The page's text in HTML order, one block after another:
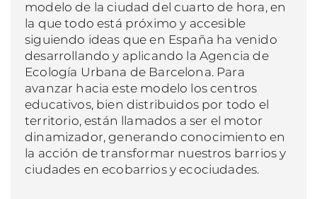
modelo de la ciudad del cuarto de hora, en
la que todo está próximo y accesible
siguiendo ideas que en España ha venido
desarrollando y aplicando la Agencia de
Ecología Urbana de Barcelona. Para
avanzar hacia este modelo los centros
educativos, bien distribuidos por todo el
territorio, están llamados a ser el motor
dinamizador, generando conocimiento en
la acción de transformar nuestros barrios y
ciudades en ecobarrios y ecociudades.